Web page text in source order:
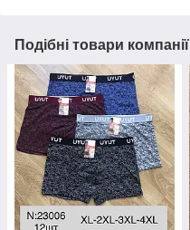
Подібні товари компанії